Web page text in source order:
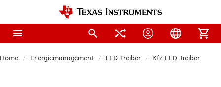
Home Energiemanagement LED-Treiber Kfz-LED-Treiber